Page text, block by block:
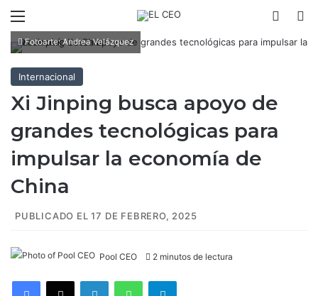
Fotoarte: Andrea Velázquez
Internacional
Xi Jinping busca apoyo de
grandes tecnológicas para
impulsar la economía de
China
PUBLICADO EL 17 DE FEBRERO, 2025
Pool CEO 2 minutos de lectura